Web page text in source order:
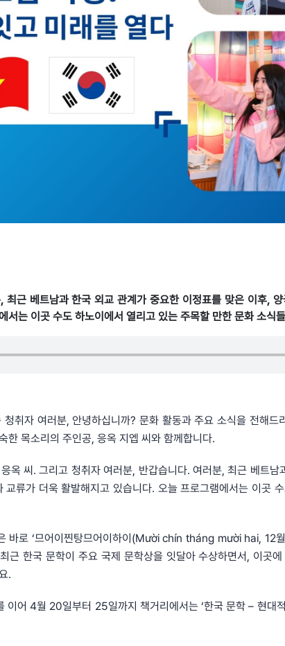
근 베트남과 한국 외교 관계가 중요한 이정표를 맞은 이후,
서는 이곳 수도 하노이에서 열리고 있는 주목할 만한 문화 소식
취자 여러분, 안녕하십니까? 문화 활동과 주요 소식을 전해드
한 목소리의 주인공, 응옥 지엡 씨와 함께합니다.
옥 씨. 그리고 청취자 여러분, 반갑습니다. 여러분, 최근 베트
교류가 더욱 활발해지고 있습니다. 오늘 프로그램에서는 이곳
바로 ‘므어이찐탕므어이하이(Mười chín tháng mười hai, 12
근 한국 문학이 주요 국제 문학상을 잇달아 수상하면서, 이곳
.
이어 4월 20일부터 25일까지 책거리에서는 ‘한국 문학 – 현대